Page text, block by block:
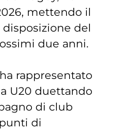
mettendo il
del
due anni.
rappresentato
U20 duettando
di club
di